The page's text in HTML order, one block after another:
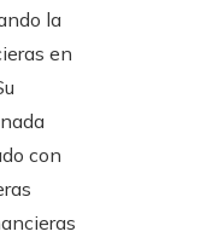
la
en
con